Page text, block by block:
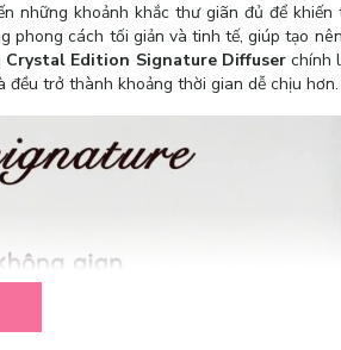
những khoảnh khắc thư giãn đủ để
cách tối giản và tinh tế, giúp tạo
Crystal Edition Signature Diffuserchính
đều trở thành khoảng thời gian dễ chịu hơn.